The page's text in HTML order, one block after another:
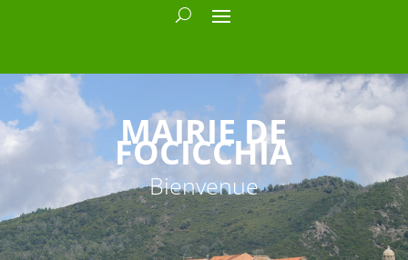
MAIRIE DE
FOCICCHIA
Bienvenue